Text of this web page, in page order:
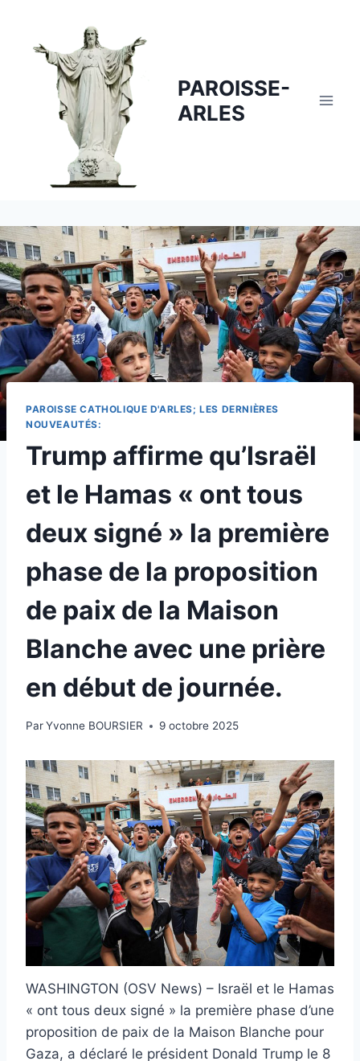
content
PAROISSE-
ARLES
PAROISSE CATHOLIQUE D'ARLES; LES DERNIÈRES
NOUVEAUTÉS:
Trump affirme qu’Israël
et le Hamas « ont tous
deux signé » la première
phase de la proposition
de paix de la Maison
Blanche avec une prière
en début de journée.
ParYvonne BOURSIER 9 octobre 2025
WASHINGTON (OSV News) – Israël et le Hamas
« ont tous deux signé » la première phase d’une
proposition de paix de la Maison Blanche pour
Gaza, a déclaré le président Donald Trump le 8